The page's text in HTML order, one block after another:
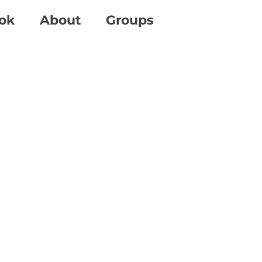
About Groups